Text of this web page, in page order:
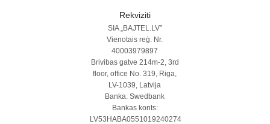
Rekviziti
SIA „BAJTEL.LV”
Vienotais reģ. Nr.
40003979897
Brivibas gatve 214m-2, 3rd
floor, office No. 319, Riga,
LV-1039, Latvija
Banka: Swedbank
Bankas konts:
LV53HABA0551019240274